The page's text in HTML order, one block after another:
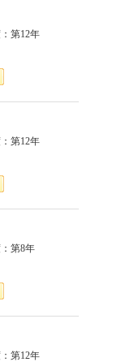
第12年
第12年
第8年
第12年